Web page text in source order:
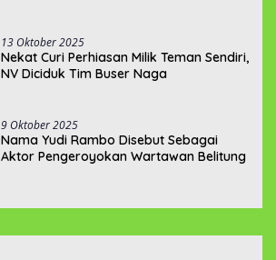
13 Oktober 2025
Nekat Curi Perhiasan Milik Teman Sendiri,
NV Diciduk Tim Buser Naga
9 Oktober 2025
Nama Yudi Rambo Disebut Sebagai
Aktor Pengeroyokan Wartawan Belitung